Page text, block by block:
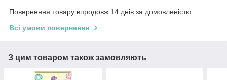
Повернення товару впродовж 14 днів за домовленістю
Всі умови повернення
З цим товаром також замовляють